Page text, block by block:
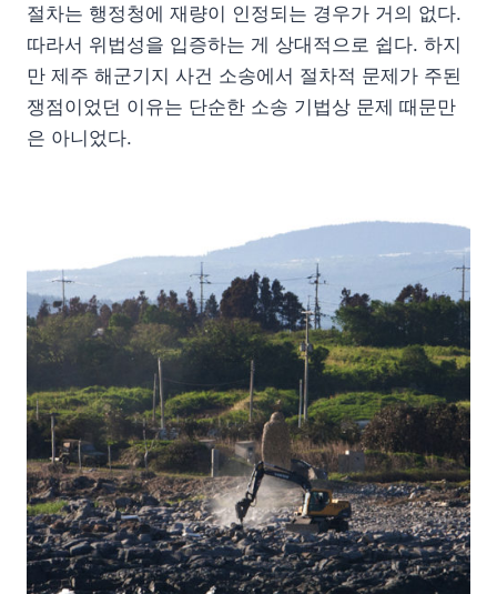
절차는 행정청에 재량이 인정되는 경우가 거의 없다.
따라서 위법성을 입증하는 게 상대적으로 쉽다. 하지
만 제주 해군기지 사건 소송에서 절차적 문제가 주된
쟁점이었던 이유는 단순한 소송 기법상 문제 때문만
은 아니었다.